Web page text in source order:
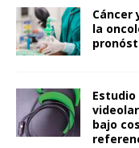
Cáncer
la
bajo